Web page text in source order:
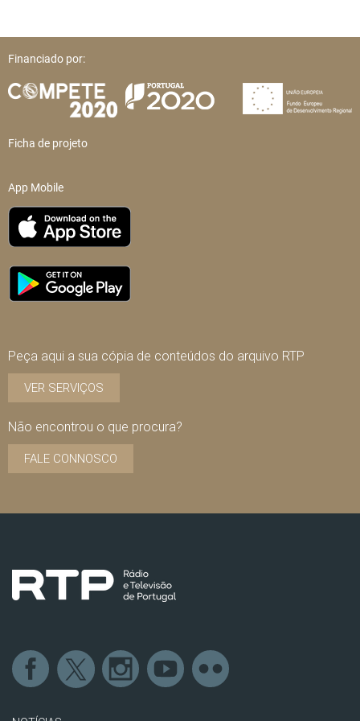
Financiado por:
Ficha de projeto
App Mobile
Peça aqui a sua cópia de conteúdos do arquivo RTP
VER SERVIÇOS
Não encontrou o que procura?
FALE CONNOSCO